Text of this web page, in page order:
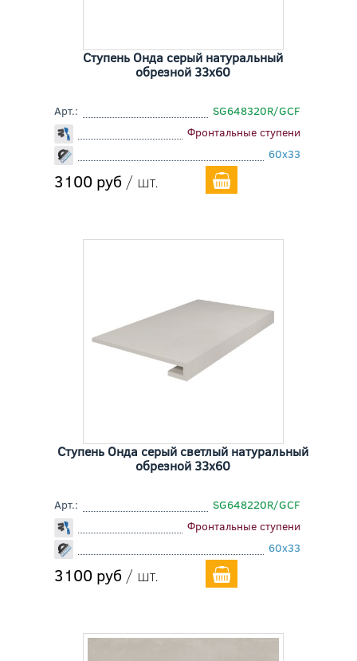
Ступень Онда серый натуральный
обрезной 33x60
Арт.:
SG648320R/GCF
Фронтальные ступени
60x33
3100 руб / шт.
Ступень Онда серый светлый натуральный
обрезной 33x60
Арт.:
SG648220R/GCF
Фронтальные ступени
60x33
3100 руб / шт.